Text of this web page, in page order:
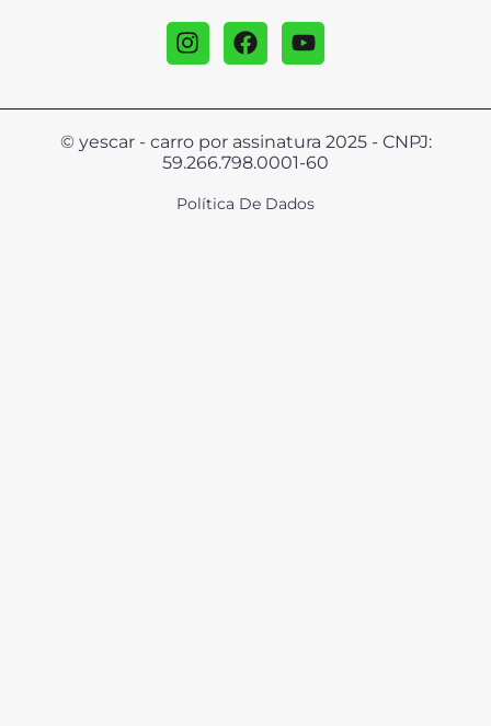
© yescar - carro por assinatura 2025 - CNPJ:
59.266.798.0001-60
Política De Dados